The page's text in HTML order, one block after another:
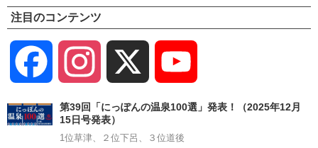
注目のコンテンツ
Facebook Instagram
Channel
第39回「にっぽんの温泉100選」発表！（2025年12月
15日号発表）
1位草津、２位下呂、３位道後